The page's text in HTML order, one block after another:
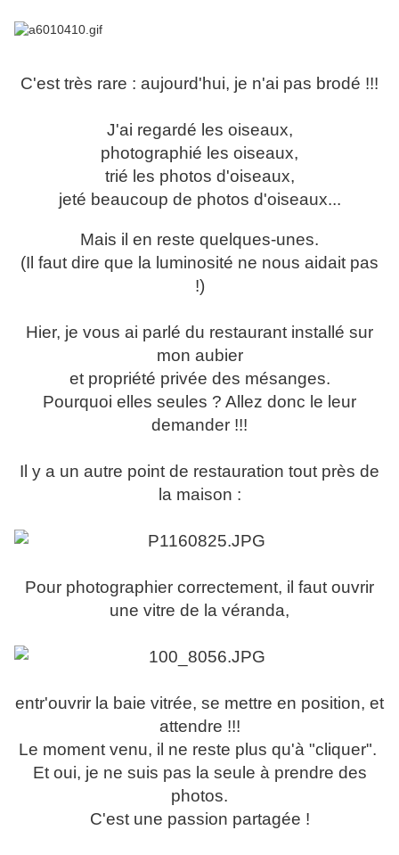
C'est très rare : aujourd'hui, je n'ai pas brodé !!!
J'ai regardé les oiseaux,
photographié les oiseaux,
trié les photos d'oiseaux,
jeté beaucoup de photos d'oiseaux...
Mais il en reste quelques-unes.
(Il faut dire que la luminosité ne nous aidait pas
!)
Hier, je vous ai parlé du restaurant installé sur
mon aubier
et propriété privée des mésanges.
Pourquoi elles seules ? Allez donc le leur
demander !!!
Il y a un autre point de restauration tout près de
la maison :
Pour photographier correctement, il faut ouvrir
une vitre de la véranda,
entr'ouvrir la baie vitrée, se mettre en position, et
attendre !!!
Le moment venu, il ne reste plus qu'à "cliquer".
Et oui, je ne suis pas la seule à prendre des
photos.
C'est une passion partagée !